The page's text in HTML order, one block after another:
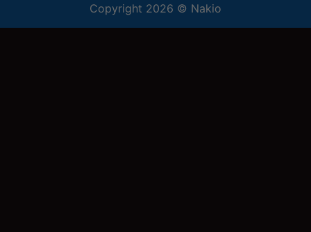
Copyright 2026 © Nakio